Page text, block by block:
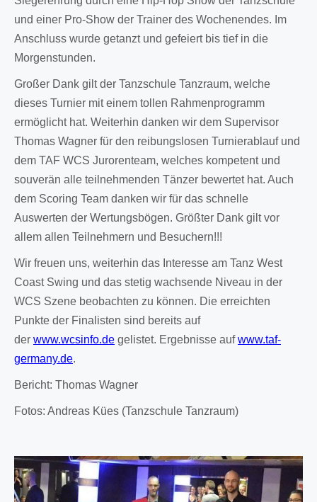
und einer Pro-Show der Trainer des Wochenendes. Im
Anschluss wurde getanzt und gefeiert bis tief in die
Morgenstunden.
Großer Dank gilt der Tanzschule Tanzraum, welche
dieses Turnier mit einem tollen Rahmenprogramm
ermöglicht hat. Weiterhin danken wir dem Supervisor
Thomas Wagner für den reibungslosen Turnierablauf und
dem TAF WCS Jurorenteam, welches kompetent und
souverän alle teilnehmenden Tänzer bewertet hat. Auch
dem Scoring Team danken wir für das schnelle
Auswerten der Wertungsbögen. Größter Dank gilt vor
allem allen Teilnehmern und Besuchern!!!
Wir freuen uns, weiterhin das Interesse am Tanz West
Coast Swing und das stetig wachsende Niveau in der
WCS Szene beobachten zu können. Die erreichten
Punkte der Finalisten sind bereits auf
der www.wcsinfo.de gelistet. Ergebnisse aufwww.taf-
germany.de.
Bericht: Thomas Wagner
Fotos: Andreas Kües (Tanzschule Tanzraum)